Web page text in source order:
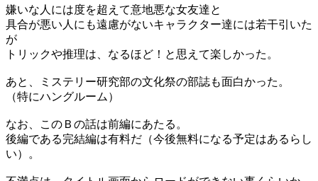
嫌いな人には度を超えて意地悪な女友達と
具合が悪い人にも遠慮がないキャラクター達には若干引いた
が
トリックや推理は、なるほど！と思えて楽しかった。
あと、ミステリー研究部の文化祭の部誌も面白かった。
（特にハングルーム）
なお、このＢの話は前編にあたる。
後編である完結編は有料だ（今後無料になる予定はあるらし
い）。